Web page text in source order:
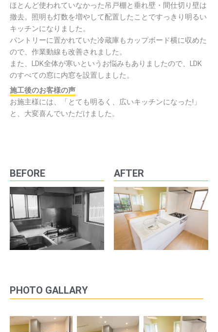
ほとんど使われていなかった吊戸棚と垂れ壁・間仕切り壁は
撤去。照明も灯数を増やして配置したことですっきり明るい
キッチンになりました。
パントリーに置かれていた冷蔵庫もカップボード横に収めた
ので、作業動線も改善されました。
また、LDK全体が寒いというお悩みもありましたので、LDK
のすべての窓に内窓を設置しました。
施工後のお客様の声
お施主様には、「とても明るく、広いキッチンになった!」
と、大変喜んでいただけました。
BEFORE AFTER
PHOTO GALLARY